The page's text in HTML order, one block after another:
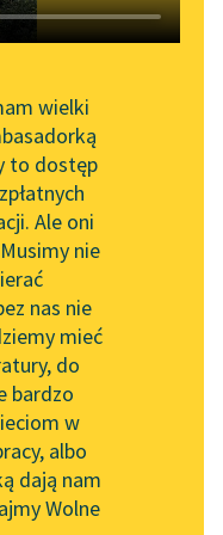
brak utworu
Wolnych Lektur
dla piszących i
PMH
Wolnych Lektur
wielki
to dostęp
Ale oni
nie
nas nie
mieć
do
bardzo
w
albo
dają nam
Wolne
Boy-Żeleński
znów się
waha,
zaczyna. — …
pan, jaki ten
jest idiota...
więcej